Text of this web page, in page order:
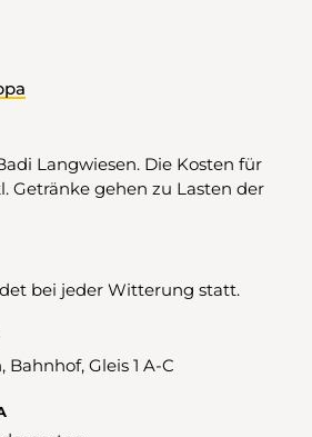
Langwiesen. Die Kosten für
Getränke gehen zu Lasten der
bei jeder Witterung statt.
Bahnhof, Gleis 1 A-C